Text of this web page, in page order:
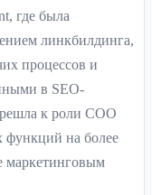
где была
линкбилдинга,
процессов и
в SEO-
к роли COO
функций на более
маркетинговым